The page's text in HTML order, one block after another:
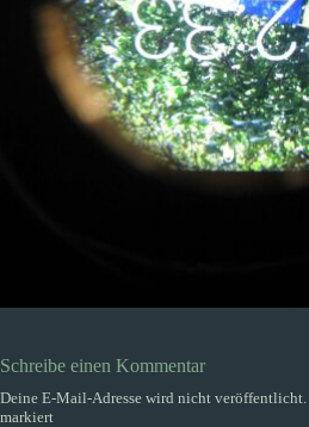
Schreibe einen Kommentar
Deine E-Mail-Adresse wird nicht veröffentlicht.
markiert